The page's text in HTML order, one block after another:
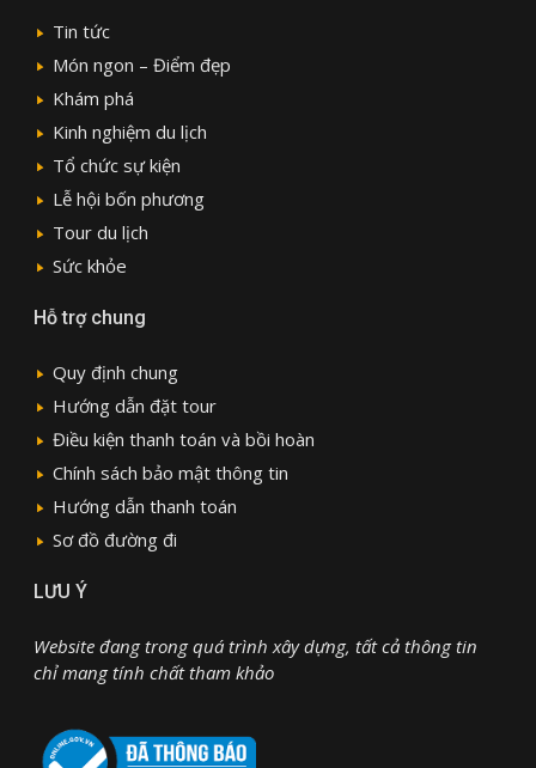
Tin tức
Món ngon – Điểm đẹp
Khám phá
Kinh nghiệm du lịch
Tổ chức sự kiện
Lễ hội bốn phương
Tour du lịch
Sức khỏe
Hỗ trợ chung
Quy định chung
Hướng dẫn đặt tour
Điều kiện thanh toán và bồi hoàn
Chính sách bảo mật thông tin
Hướng dẫn thanh toán
Sơ đồ đường đi
LƯU Ý
Website đang trong quá trình xây dựng, tất cả thông tin
chỉ mang tính chất tham khảo